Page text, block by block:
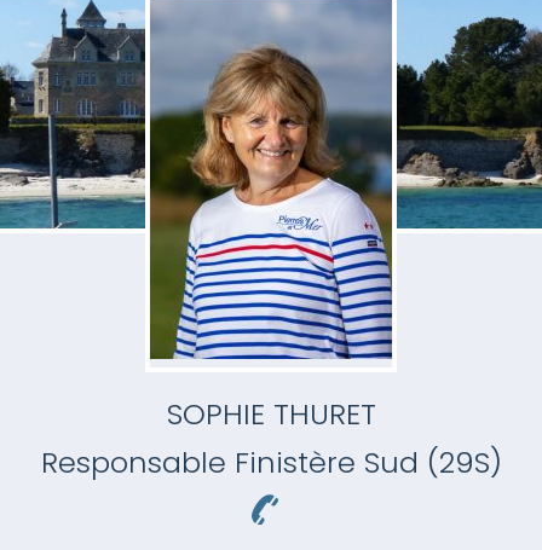
SOPHIE THURET
Responsable Finistère Sud (29S)